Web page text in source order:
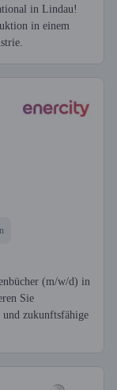
in Lindau!
in einem
(m/w/d) in
Sie
und zukunftsfähige